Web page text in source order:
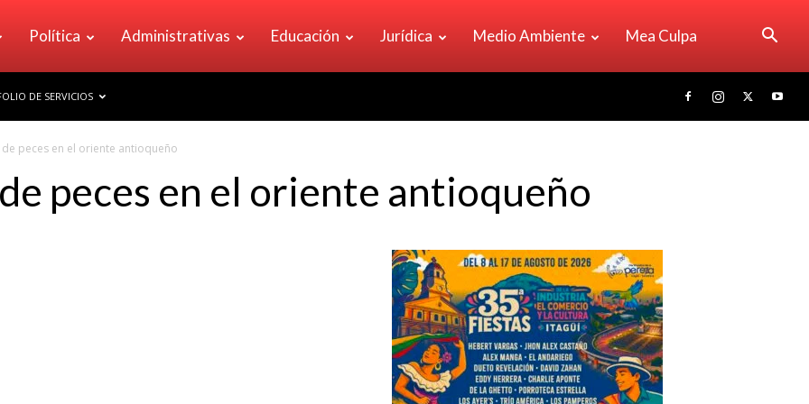
Política Administrativas Educación Jurídica Medio Ambiente Mea Culpa
DE SERVICIOS
peces en el oriente antioqueño
peces en el oriente antioqueño